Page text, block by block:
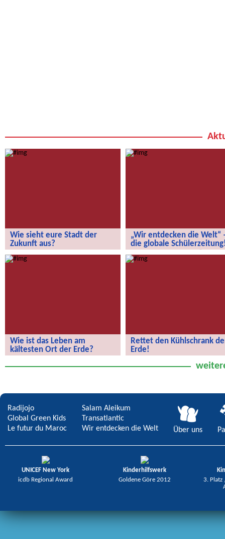
Wie sieht eure Stadt der
Zukunft aus?
Wie sieht eure Stadt der Zukunft aus?
„Wir entdecken die Welt“
die globale
„Wir entdecken die Welt“ – die
globale Schülerzeitung!
Wie ist das Leben am
kältesten Ort der Erde?
der Erde?
Rettet den Kühlschrank
Erde!
Radijojo
Global Green Kids
Le futur du Maroc
Salam Aleikum
Transatlantic
Wir entdecken die Welt
Über uns
UNICEF New York
icdb Regional Award
Kinderhilfswerk
Goldene Göre 2012
3. Platz